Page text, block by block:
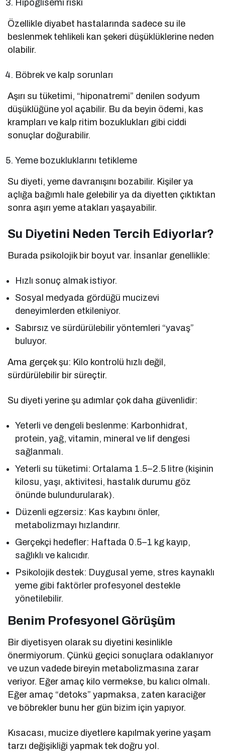
Hipoglisemi riski
Özellikle diyabet hastalarında sadece su ile
beslenmek tehlikeli kan şekeri düşüklüklerine neden
olabilir.
Böbrek ve kalp sorunları
Aşırı su tüketimi, “hiponatremi” denilen sodyum
düşüklüğüne yol açabilir. Bu da beyin ödemi, kas
krampları ve kalp ritim bozuklukları gibi ciddi
sonuçlar doğurabilir.
Yeme bozukluklarını tetikleme
Su diyeti, yeme davranışını bozabilir. Kişiler ya
açlığa bağımlı hale gelebilir ya da diyetten çıktıktan
sonra aşırı yeme atakları yaşayabilir.
Su Diyetini Neden Tercih Ediyorlar?
Burada psikolojik bir boyut var. İnsanlar genellikle:
Hızlı sonuç almak istiyor.
Sosyal medyada gördüğü mucizevi
deneyimlerden etkileniyor.
Sabırsız ve sürdürülebilir yöntemleri “yavaş”
buluyor.
Ama gerçek şu: Kilo kontrolü hızlı değil,
sürdürülebilir bir süreçtir.
Su diyeti yerine şu adımlar çok daha güvenlidir:
Yeterli ve dengeli beslenme: Karbonhidrat,
protein, yağ, vitamin, mineral ve lif dengesi
sağlanmalı.
Yeterli su tüketimi: Ortalama 1.5–2.5 litre (kişinin
kilosu, yaşı, aktivitesi, hastalık durumu göz
önünde bulundurularak).
Düzenli egzersiz: Kas kaybını önler,
metabolizmayı hızlandırır.
Gerçekçi hedefler: Haftada 0.5–1 kg kayıp,
sağlıklı ve kalıcıdır.
Psikolojik destek: Duygusal yeme, stres kaynaklı
yeme gibi faktörler profesyonel destekle
yönetilebilir.
Benim Profesyonel Görüşüm
Bir diyetisyen olarak su diyetini kesinlikle
önermiyorum. Çünkü geçici sonuçlara odaklanıyor
ve uzun vadede bireyin metabolizmasına zarar
veriyor. Eğer amaç kilo vermekse, bu kalıcı olmalı.
Eğer amaç “detoks” yapmaksa, zaten karaciğer
ve böbrekler bunu her gün bizim için yapıyor.
Kısacası, mucize diyetlere kapılmak yerine yaşam
tarzı değişikliği yapmak tek doğru yol.